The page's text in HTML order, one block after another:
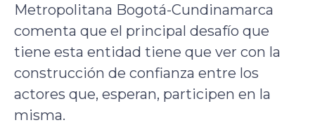
Metropolitana Bogotá-Cundinamarca
comenta que el principal desafío que
tiene esta entidad tiene que ver con la
construcción de confianza entre los
actores que, esperan, participen en la
misma.